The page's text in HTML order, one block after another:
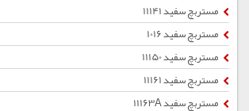
مستربچ سفید 11141
مستربچ سفید 1016
مستربچ سفید 11150
مستربچ سفید 11161
مستربچ سفید 11163A